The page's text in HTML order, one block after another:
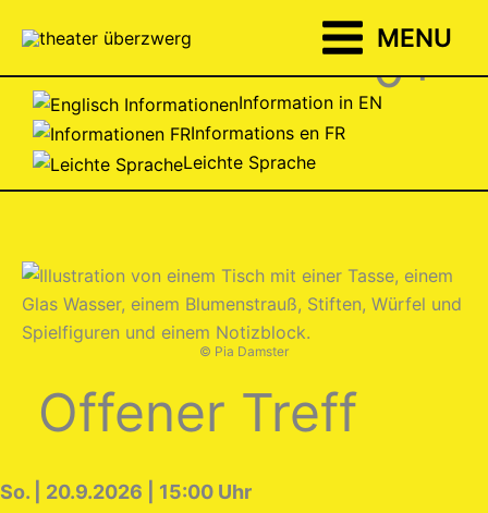
Inhalt
springen
MENU
Information in EN
Informations en FR
Leichte Sprache
Offener Treff
So. | 20.9.2026 | 15:00 Uhr
© Pia Damster
0+